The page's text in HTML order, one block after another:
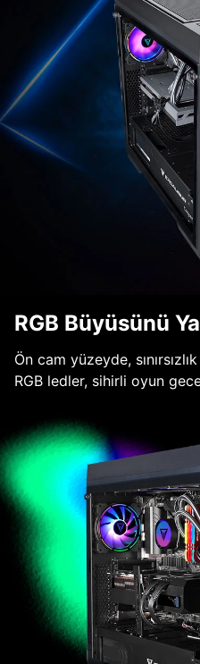
RGB Büyüsünü
Ön cam yüzeyde,
RGB ledler, sihirli oyun